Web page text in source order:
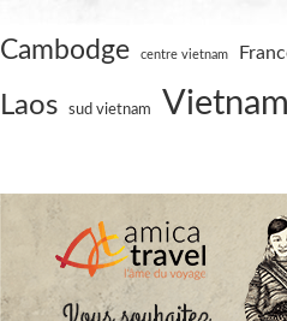
Cambodge centre vietnam
Laos sud vietnam Vietnam